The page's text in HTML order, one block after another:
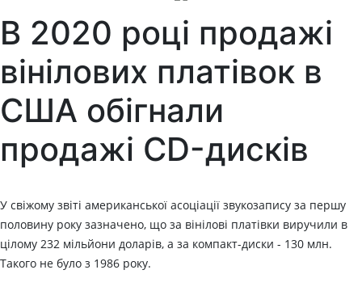
В 2020 році продажі
вінілових платівок в
США обігнали
продажі CD-дисків
У свіжому звіті американської асоціації звукозапису за першу
половину року зазначено, що за вінілові платівки виручили в
цілому 232 мільйони доларів, а за компакт-диски - 130 млн.
Такого не було з 1986 року.